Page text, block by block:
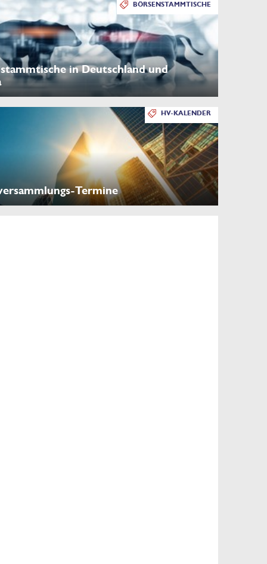
BÖRSENSTAMMTISCHE
in Deutschland und
HV-KALENDER
Termine